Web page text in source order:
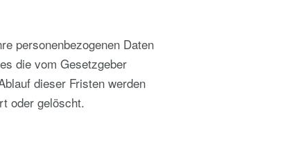
personenbezogenen Daten
die vom Gesetzgeber
dieser Fristen werden
oder gelöscht.